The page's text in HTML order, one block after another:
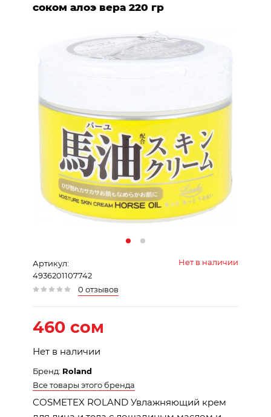
соком алоэ вера 220 гр
Артикул:
4936201107742
Нет в наличии
0 отзывов
460 сом
Нет в наличии
Бренд: Roland
Все товары этого бренда
COSMETEX ROLAND Увлажняющий крем